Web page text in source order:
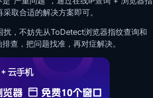
取合适的解决方案即可。
扰，不妨先从ToDetect浏览器指纹查询和
查，把问题找准，再对症解决。